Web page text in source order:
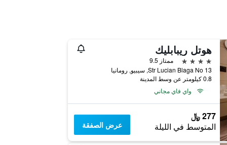
هوتل ريبابليك
4 نجوم
ممتاز 9.5
Str Lucian Blaga No 13, سيبيو, رومانيا
0.8 كيلومتر عن وسط المدينة
واي فاي مجاني
277 ﷼
المتوسط في الليلة عرض الصفقة